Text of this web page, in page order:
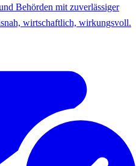
Behörden mit zuverlässiger
wirtschaftlich, wirkungsvoll.